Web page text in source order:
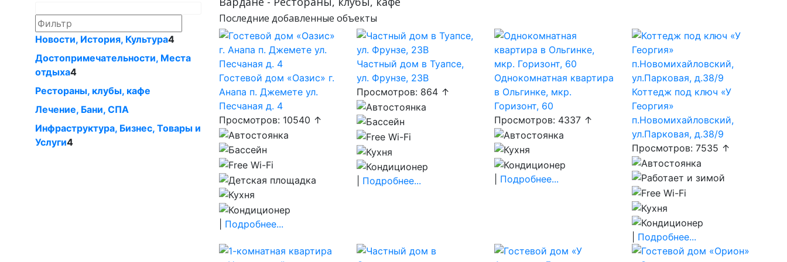
Новости, История, Культура4
Достопримечательности, Местa
отдыха4
Рестораны, клубы, кафе
Лечение, Бани, СПА
Инфраструктура, Бизнес, Товары и
Услуги4
Последние добавленные объекты
Гостевой дом «Оазис» г.
Анапа п. Джемете ул.
Песчаная д. 4
Просмотров: 10540 ↑
Подробнее...
Частный дом в Туапсе,
ул. Фрунзе, 23В
Просмотров: 864 ↑
Подробнее...
Однокомнатная квартира
в Ольгинке, мкр.
Горизонт, 60
Просмотров: 4337 ↑
Подробнее...
Коттедж под ключ «У
Георгия»
п.Новомихайловский,
ул.Парковая, д.38/9
Просмотров: 7535 ↑
Подробнее...